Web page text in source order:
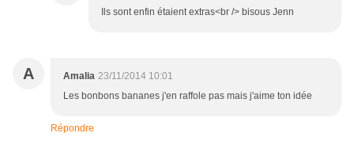
Ils sont enfin étaient extras<br /> bisous Jenn
A Amalia 23/11/2014 10:01
Les bonbons bananes j'en raffole pas mais j'aime ton idée
Répondre